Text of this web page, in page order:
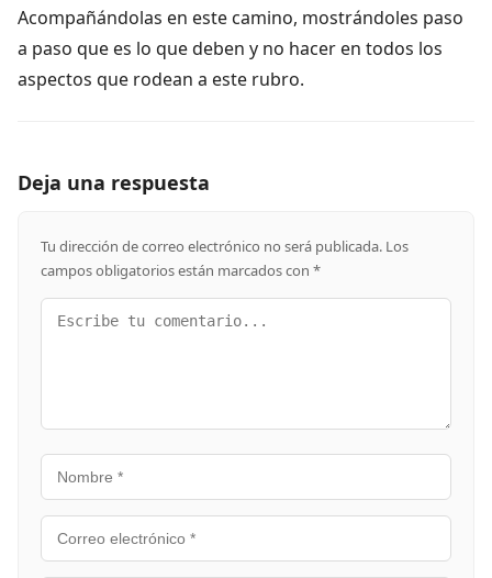
Acompañándolas en este camino, mostrándoles paso
a paso que es lo que deben y no hacer en todos los
aspectos que rodean a este rubro.
Deja una respuesta
Tu dirección de correo electrónico no será publicada. Los
campos obligatorios están marcados con *